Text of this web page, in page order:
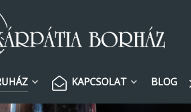
KAPCSOLAT BLOG